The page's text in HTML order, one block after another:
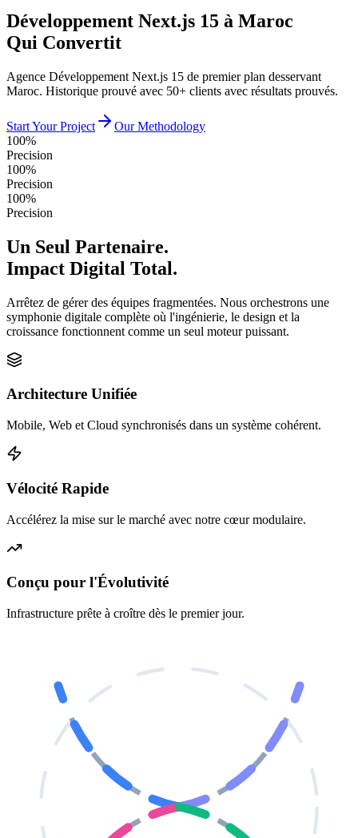
Développement Next.js 15 à Maroc
Qui Convertit
Agence Développement Next.js 15 de premier plan desservant
Maroc. Historique prouvé avec 50+ clients avec résultats prouvés.
Start Your Project
Our Methodology
100%
Precision
100%
Precision
100%
Precision
Un Seul Partenaire.
Impact Digital Total.
Arrêtez de gérer des équipes fragmentées. Nous orchestrons une
symphonie digitale complète où l'ingénierie, le design et la
croissance fonctionnent comme un seul moteur puissant.
Architecture Unifiée
Mobile, Web et Cloud synchronisés dans un système cohérent.
Vélocité Rapide
Accélérez la mise sur le marché avec notre cœur modulaire.
Conçu pour l'Évolutivité
Infrastructure prête à croître dès le premier jour.